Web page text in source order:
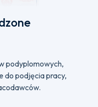
podyplomowych,
do podjęcia pracy,